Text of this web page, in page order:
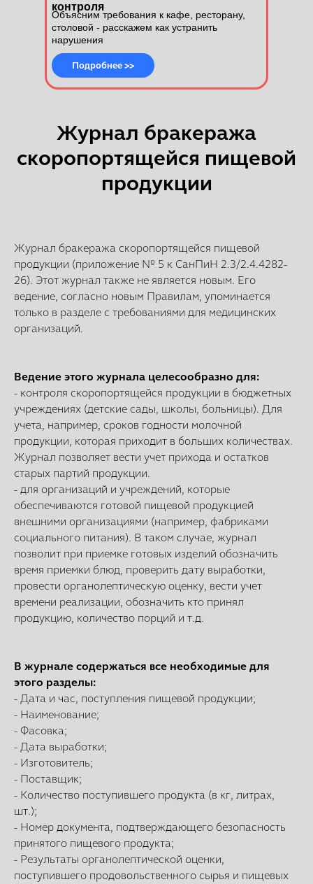
контроля
Объясним требования к кафе, ресторану,
столовой - расскажем как устранить
нарушения
Подробнее >>
Журнал бракеража
скоропортящейся пищевой
продукции
Журнал бракеража скоропортящейся пищевой
продукции (приложение № 5 к СанПиН 2.3/2.4.4282-
26). Этот журнал также не является новым. Его
ведение, согласно новым Правилам, упоминается
только в разделе с требованиями для медицинских
организаций.
Ведение этого журнала целесообразно для:
- контроля скоропортящейся продукции в бюджетных
учреждениях (детские сады, школы, больницы). Для
учета, например, сроков годности молочной
продукции, которая приходит в больших количествах.
Журнал позволяет вести учет прихода и остатков
старых партий продукции.
- для организаций и учреждений, которые
обеспечиваются готовой пищевой продукцией
внешними организациями (например, фабриками
социального питания). В таком случае, журнал
позволит при приемке готовых изделий обозначить
время приемки блюд, проверить дату выработки,
провести органолептическую оценку, вести учет
времени реализации, обозначить кто принял
продукцию, количество порций и т.д.
В журнале содержаться все необходимые для
этого разделы:
- Дата и час, поступления пищевой продукции;
- Наименование;
- Фасовка;
- Дата выработки;
- Изготовитель;
- Поставщик;
- Количество поступившего продукта (в кг, литрах,
шт.);
- Номер документа, подтверждающего безопасность
принятого пищевого продукта;
- Результаты органолептической оценки,
поступившего продовольственного сырья и пищевых